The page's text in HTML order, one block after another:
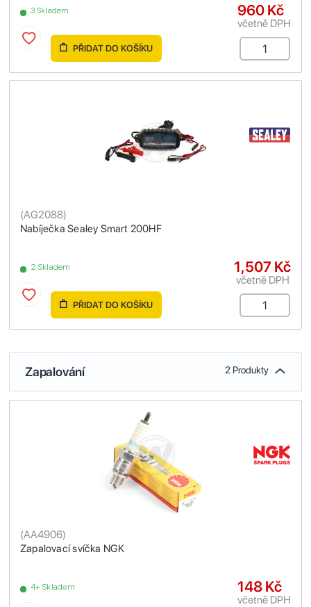
3 Skladem 960 Kč
včetně DPH
PŘIDAT DO KOŠÍKU
Nabíječka Sealey Smart 200HF
(AG2088)
2 Skladem 1,507 Kč
včetně DPH
PŘIDAT DO KOŠÍKU
Zapalování 2 Produkty
Zapalovací svíčka NGK
(AA4906)
4+ Skladem 148 Kč
včetně DPH